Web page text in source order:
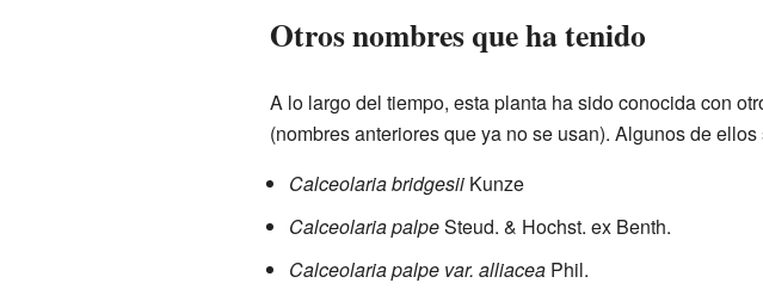
Otros nombres que ha tenido
A lo largo del tiempo, esta planta ha sido conocida con
(nombres anteriores que ya no se usan). Algunos de ellos
Calceolaria bridgesiiKunze
Calceolaria palpeSteud. & Hochst. ex Benth.
Calceolaria palpe var. alliaceaPhil.